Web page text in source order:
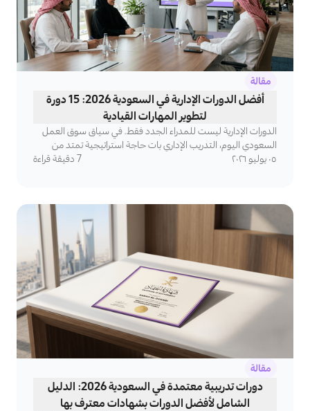
مقالة
أفضل الدورات الإدارية في السعودية 2026: 15 دورة
لتطوير المهارات القيادية
الدورات الإدارية ليست للمدراء الجدد فقط. في سياق سوق العمل
السعودي اليوم، التدريب الإداري بات حاجة استراتيجية تمتد من
المشرف الميداني إلى القيادة التنفيذية — لأن المؤسسة التي لا
٠٥ يوليو ٢٠٢٦ 7 دقيقة قراءة
مقالة
دورات تدريبية معتمدة في السعودية 2026: الدليل
الشامل لأفضل الدورات بشهادات معترف بها